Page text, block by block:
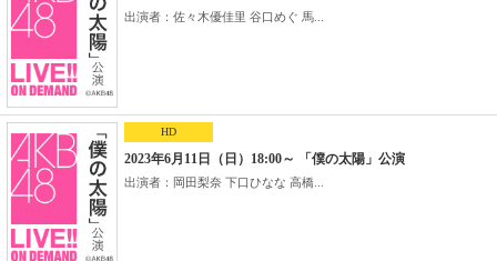
出演者：佐々木優佳里 谷口めぐ 馬...
HD
2023年6月11日（日）18:00～ 「僕の太陽」公演
出演者：岡田梨奈 下口ひなな 高橋...